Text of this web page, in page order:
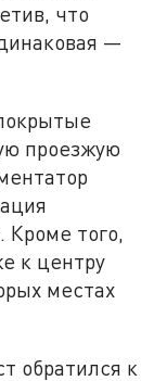
что
—
проезжую
Кроме того,
к центру
местах
обратился к